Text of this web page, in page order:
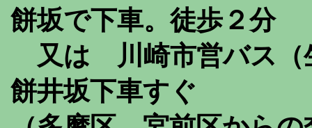
餅坂で下車。徒歩２分
又は 川崎市営バス（
餅井坂下車すぐ